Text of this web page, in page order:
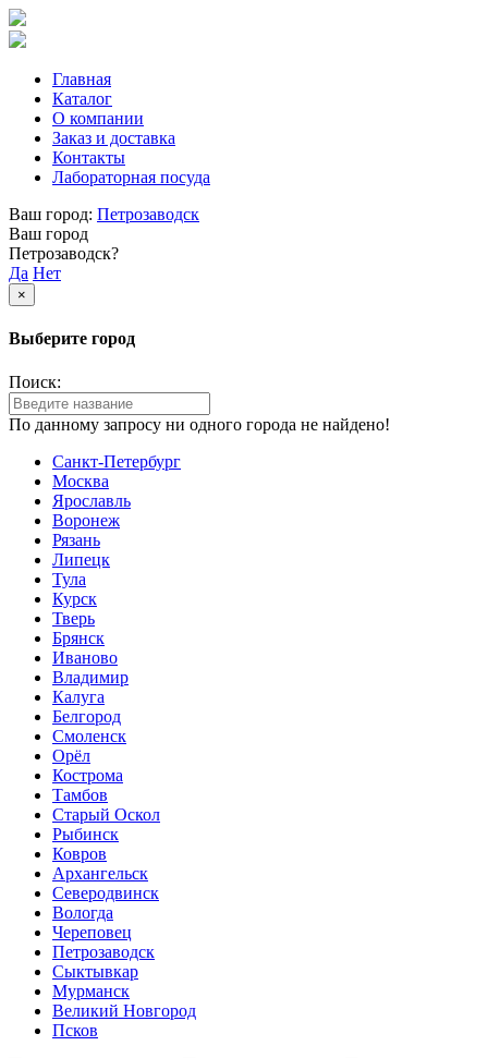
Главная
Каталог
О компании
Заказ и доставка
Контакты
Лабораторная посуда
Ваш город: Петрозаводск
Ваш город
Петрозаводск?
Да Нет
×
Выберите город
Поиск:
По данному запросу ни одного города не найдено!
Санкт-Петербург
Москва
Ярославль
Воронеж
Рязань
Липецк
Тула
Курск
Тверь
Брянск
Иваново
Владимир
Калуга
Белгород
Смоленск
Орёл
Кострома
Тамбов
Старый Оскол
Рыбинск
Ковров
Архангельск
Северодвинск
Вологда
Череповец
Петрозаводск
Сыктывкар
Мурманск
Великий Новгород
Псков